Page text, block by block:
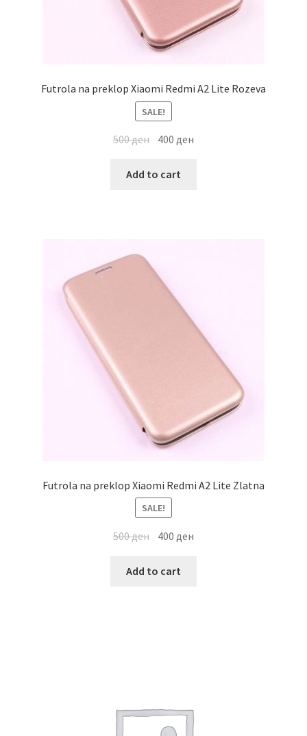
Futrola na preklop Xiaomi Redmi A2 Lite Rozeva
SALE!
500ден 400ден
Add to cart
Futrola na preklop Xiaomi Redmi A2 Lite Zlatna
SALE!
500ден 400 ден
Add to cart